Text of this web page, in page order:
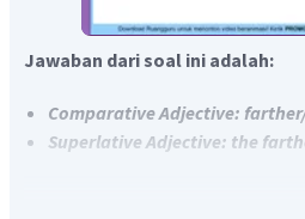
Jawaban dari soal ini adalah:
Comparative Adjective:
Superlative Adjective: the